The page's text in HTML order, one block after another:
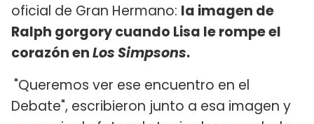
oficial de Gran Hermano: la imagen de
Ralph gorgory cuando Lisa le rompe el
corazón enLos Simpsons.
"Queremos ver ese encuentro en el
Debate", escribieron junto a esa imagen y